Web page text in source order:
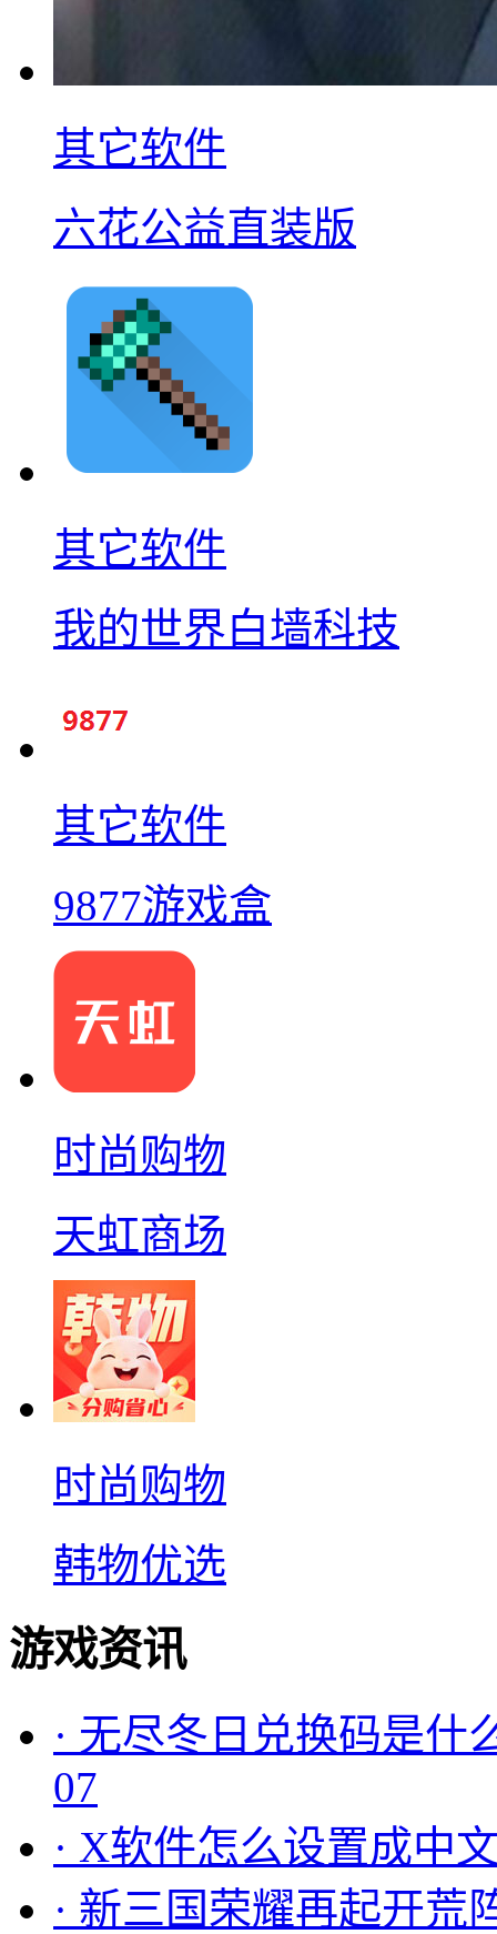
其它软件
六花公益直装版
其它软件
我的世界白墙科技
其它软件
9877游戏盒
时尚购物
天虹商场
时尚购物
韩物优选
游戏资讯
· 无尽冬日兑换码是什
07
· X软件怎么设置成中
· 新三国荣耀再起开荒